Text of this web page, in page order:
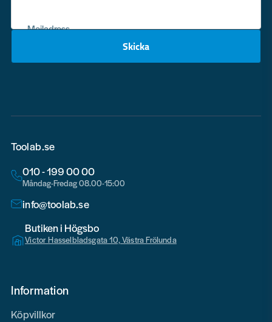
Mejladress
Skicka
Toolab.se
010 - 199 00 00
Måndag-Fredag 08.00-15:00
info@toolab.se
Butiken i Högsbo
Victor Hasselbladsgata 10, Västra Frölunda
Information
Köpvillkor